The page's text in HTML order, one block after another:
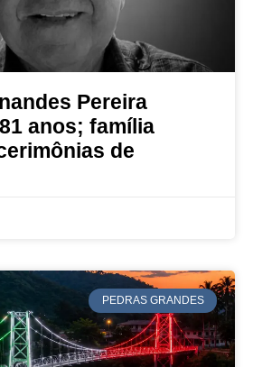
Pereira
anos; família
de
PEDRAS GRANDES